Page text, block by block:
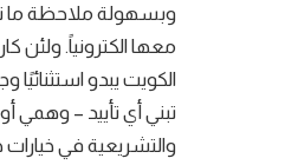
وبسهولة ملاحظة ما
معها الكترونياً. ولئن
الكويت يبدو
تبني أي تأييد – وهمي
والتشريعية في